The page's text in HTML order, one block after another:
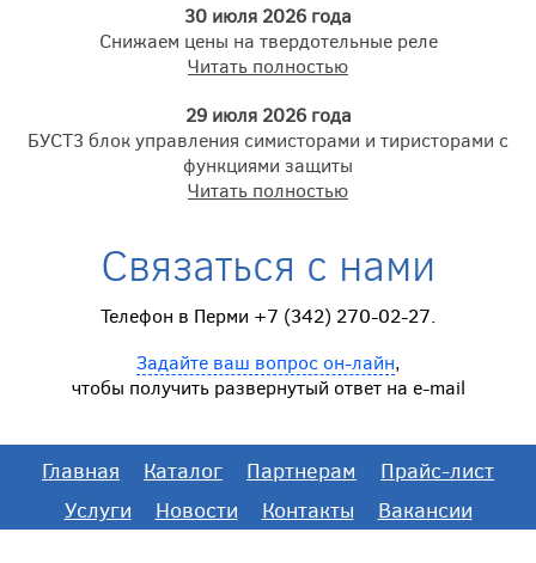
30 июля 2026 года
Снижаем цены на твердотельные реле
Читать полностью
29 июля 2026 года
БУСТ3 блок управления симисторами и тиристорами с
функциями защиты
Читать полностью
Связаться с нами
Телефон в Перми +7 (342) 270-02-27.
Задайте ваш вопрос он-лайн,
чтобы получить развернутый ответ на e-mail
Главная Каталог Партнерам
Прайс-лист
Услуги
Новости Контакты Вакансии